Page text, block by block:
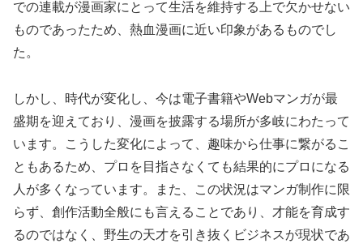
での連載が漫画家にとって生活を維持する上で欠かせない
ものであったため、熱血漫画に近い印象があるものでし
た。
しかし、時代が変化し、今は電子書籍やWebマンガが最
盛期を迎えており、漫画を披露する場所が多岐にわたって
います。こうした変化によって、趣味から仕事に繋がるこ
ともあるため、プロを目指さなくても結果的にプロになる
人が多くなっています。また、この状況はマンガ制作に限
らず、創作活動全般にも言えることであり、才能を育成す
るのではなく、野生の天才を引き抜くビジネスが現状であ